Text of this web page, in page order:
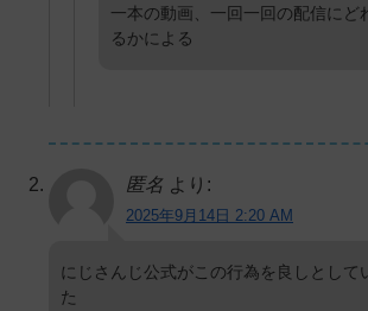
一本の動画、一回一回の配信にど
るかによる
匿名 より:
2025年9月14日 2:20 AM
にじさんじ公式がこの行為を良しとして
た